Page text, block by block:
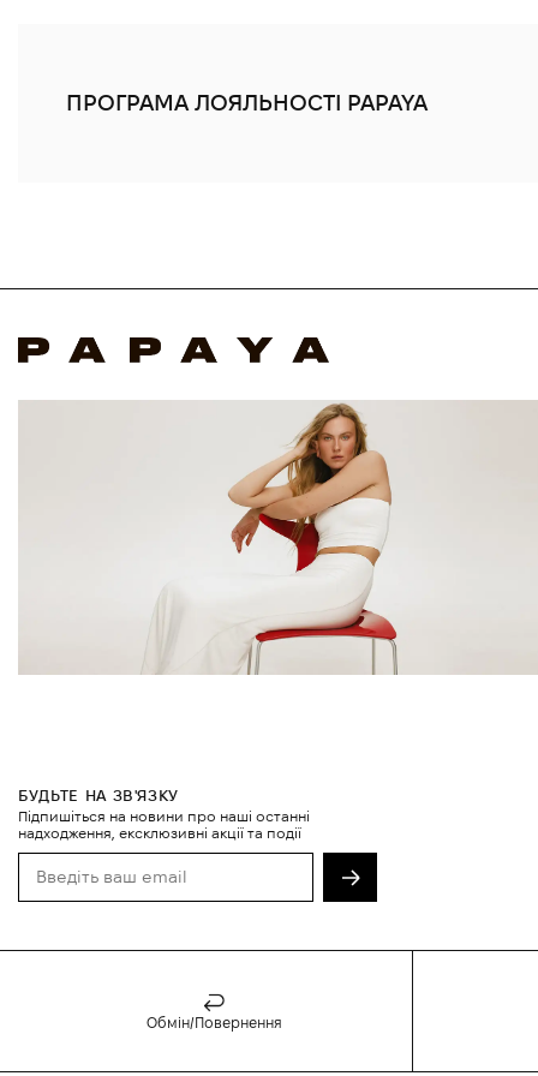
ПРОГРАМА ЛОЯЛЬНОСТІ PAPAYA
БУДЬТЕ НА ЗВ'ЯЗКУ
Підпишіться на новини про наші останні
надходження, ексклюзивні акції та події
Обмін/Повернення